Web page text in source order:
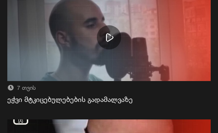
7 თვის
ეჭვი მტკიცებულებების გადამალვაზე